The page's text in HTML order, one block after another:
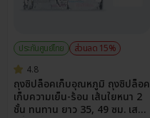
ประกันศูนย์ไทย
ส่วนลด 15%
4.8
ถุงซิปล็อคเก็บอุณหภูมิ ถุงซิปล็อค
เก็บความเย็น-ร้อน เส้นใยหนา 2
ชั้น ทนทาน ยาว 35, 49 ซม. เสริม